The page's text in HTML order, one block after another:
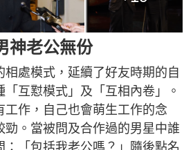
神老公無份
相處模式，延續了好友時期的自
互懟模式」及「互相內卷」。
工作，自己也會萌生工作的念
勁。當被問及合作過的男星中誰
：「包括我老公嗎？」隨後點名